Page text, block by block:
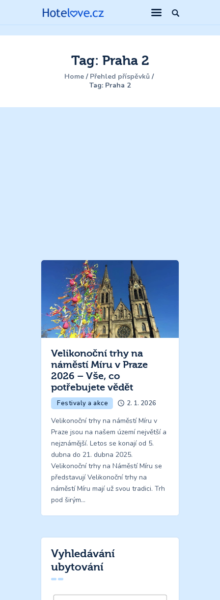
Tag: Praha 2
Home
Přehled příspěvků
Tag: Praha 2
Velikonoční trhy na
náměstí Míru v Praze
2026 – Vše, co
potřebujete vědět
Festivaly a akce 2. 1. 2026
Velikonoční trhy na náměstí Míru v
Praze jsou na našem území největší a
nejznámější. Letos se konají od 5.
dubna do 21. dubna 2025.
Velikonoční trhy na Náměstí Míru se
představují Velikonoční trhy na
náměstí Míru mají už svou tradici. Trh
pod širým…
Vyhledávání
ubytování